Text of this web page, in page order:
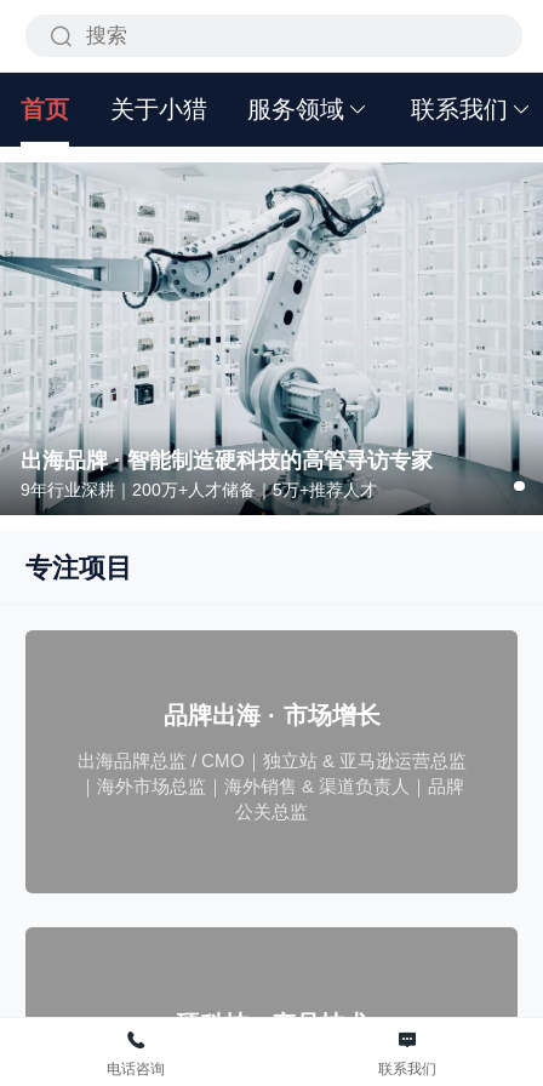
首页 关于小猎 服务领域 联系我们
出海品牌 · 智能制造硬科技的高管寻访专家
9年行业深耕｜200万+人才储备｜5万+推荐人才
专注项目
品牌出海 · 市场增长
出海品牌总监 / CMO｜独立站 & 亚马逊运营总监
｜海外市场总监｜海外销售 & 渠道负责人｜品牌
公关总监
硬科技 · 产品技术
智能硬件产品总监｜技术VP / CTO｜大数据 & AI
电话咨询 联系我们